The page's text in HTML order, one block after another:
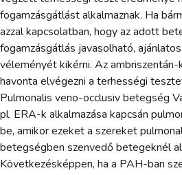
fogamzásgátlást alkalmaznak. Ha
azzal kapcsolatban, hogy az adott
fogamzásgátlás javasolható,
véleményét kikérni. Az
havonta elvégezni a terhességi
Pulmonalis veno-occlusiv betegség
pl. ERA-k alkalmazása kapcsán
be, amikor ezeket a szereket
betegségben szenvedő betegeknél
Következésképpen, ha a PAH-ban